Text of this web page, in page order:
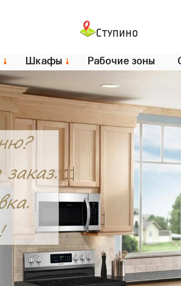
Ступино
↓ Шкафы ↓ Рабочие зоны